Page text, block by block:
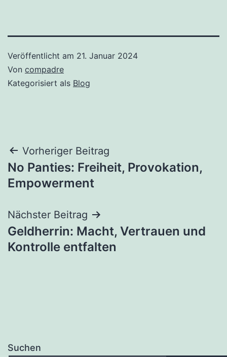
Veröffentlicht am 21. Januar 2024
Von compadre
Kategorisiert als Blog
Beitragsnavigation
Vorheriger Beitrag
No Panties: Freiheit, Provokation,
Empowerment
Nächster Beitrag
Geldherrin: Macht, Vertrauen und
Kontrolle entfalten
Suchen